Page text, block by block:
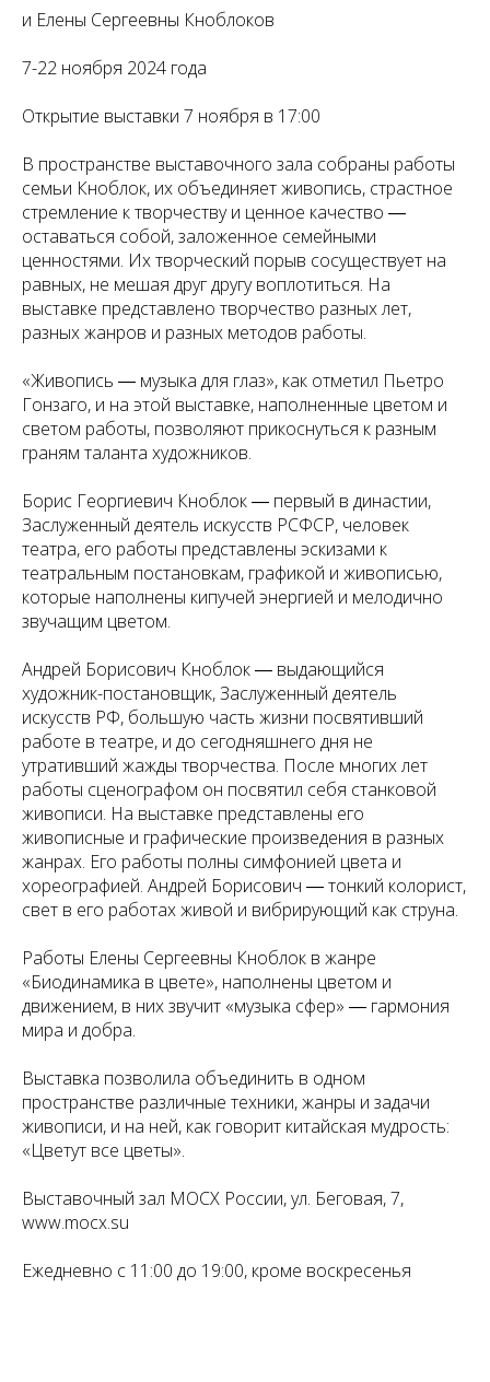
и Елены Сергеевны Кноблоков
7-22 ноября 2024 года
Открытие выставки 7 ноября в 17:00
В пространстве выставочного зала собраны работы
семьи Кноблок, их объединяет живопись, страстное
стремление к творчеству и ценное качество ―
оставаться собой, заложенное семейными
ценностями. Их творческий порыв сосуществует на
равных, не мешая друг другу воплотиться. На
выставке представлено творчество разных лет,
разных жанров и разных методов работы.
«Живопись ― музыка для глаз», как отметил Пьетро
Гонзаго, и на этой выставке, наполненные цветом и
светом работы, позволяют прикоснуться к разным
граням таланта художников.
Борис Георгиевич Кноблок ― первый в династии,
Заслуженный деятель искусств РСФСР, человек
театра, его работы представлены эскизами к
театральным постановкам, графикой и живописью,
которые наполнены кипучей энергией и мелодично
звучащим цветом.
Андрей Борисович Кноблок ― выдающийся
художник-постановщик, Заслуженный деятель
искусств РФ, большую часть жизни посвятивший
работе в театре, и до сегодняшнего дня не
утративший жажды творчества. После многих лет
работы сценографом он посвятил себя станковой
живописи. На выставке представлены его
живописные и графические произведения в разных
жанрах. Его работы полны симфонией цвета и
хореографией. Андрей Борисович ― тонкий колорист,
свет в его работах живой и вибрирующий как струна.
Работы Елены Сергеевны Кноблок в жанре
«Биодинамика в цвете», наполнены цветом и
движением, в них звучит «музыка сфер» ― гармония
мира и добра.
Выставка позволила объединить в одном
пространстве различные техники, жанры и задачи
живописи, и на ней, как говорит китайская мудрость:
«Цветут все цветы».
Выставочный зал МОСХ России, ул. Беговая, 7,
www.mocx.su
Ежедневно с 11:00 до 19:00, кроме воскресенья